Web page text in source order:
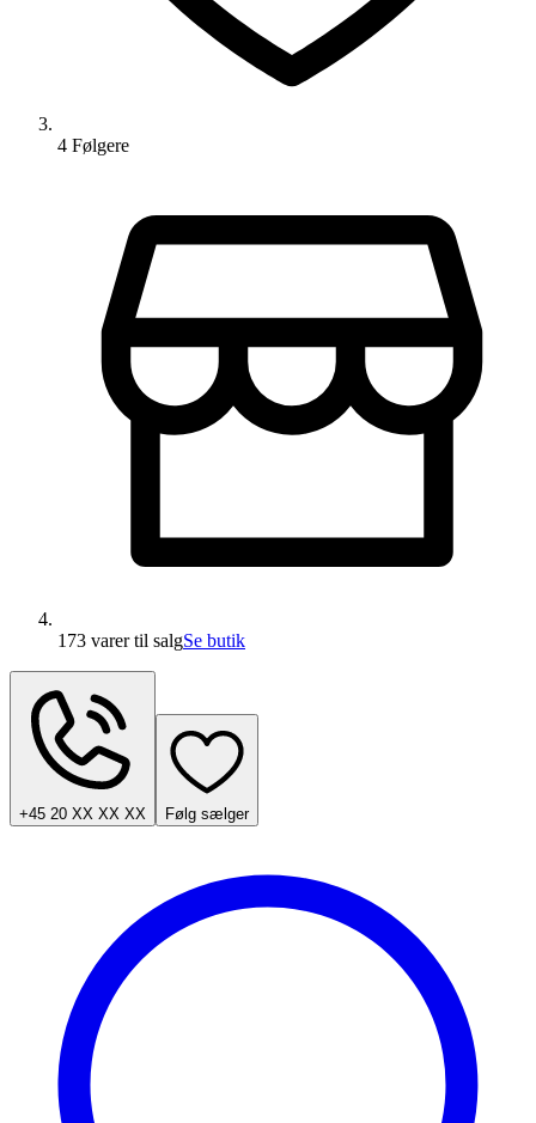
4 Følgere
173 varertil salgSe butik
+45 20 XX XX XX Følg sælger